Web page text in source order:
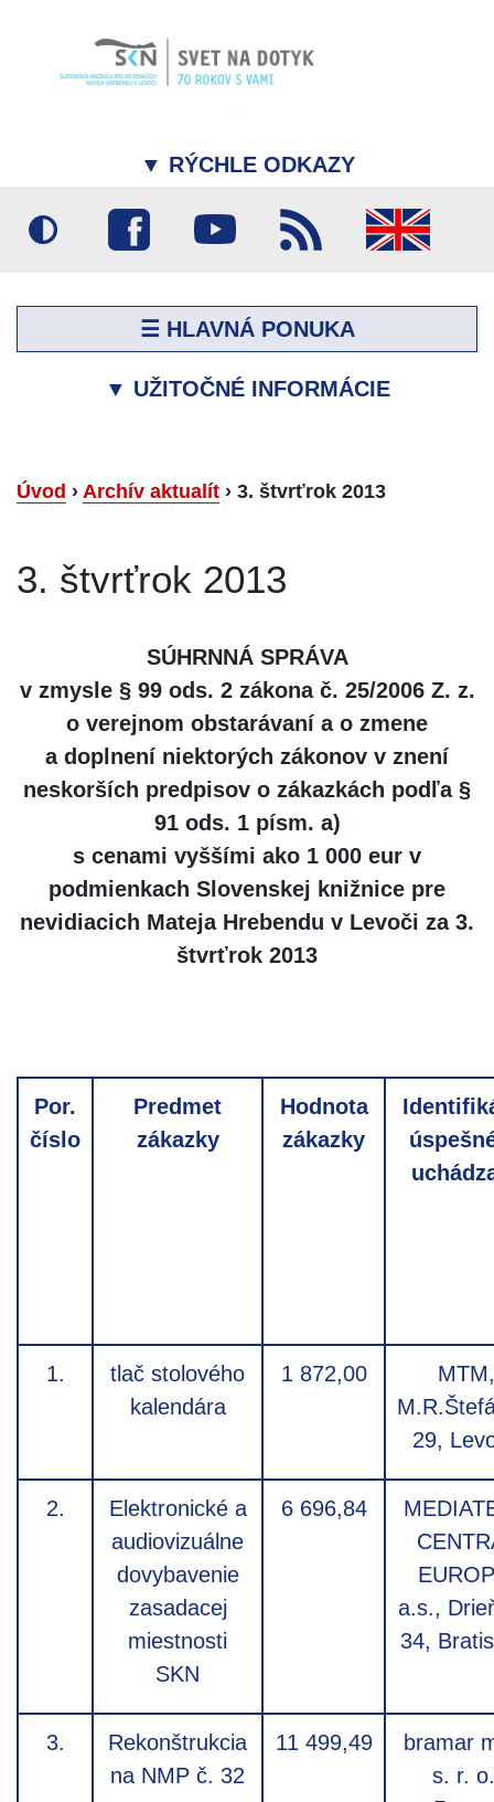
▼ RÝCHLE ODKAZY
☰ HLAVNÁ PONUKA
▼ UŽITOČNÉ INFORMÁCIE
Úvod › Archív aktualít › 3. štvrťrok 2013
3. štvrťrok 2013
SÚHRNNÁ SPRÁVA
v zmysle § 99 ods. 2 zákona č. 25/2006 Z. z.
o verejnom obstarávaní a o zmene
a doplnení niektorých zákonov v znení
neskorších predpisov o zákazkách podľa §
91 ods. 1 písm. a)
s cenami vyššími ako 1 000 eur v
podmienkach Slovenskej knižnice pre
nevidiacich Mateja Hrebendu v Levoči za 3.
štvrťrok 2013
Por.
číslo
Predmet
zákazky
Hodnota
zákazky
1.
tlač stolového
kalendára
1 872,00
MTM,
29,
2.
Elektronické a
audiovizuálne
dovybavenie
zasadacej
miestnosti
SKN
6 696,84
a.s.,
34,
3.
Rekonštrukcia
na NMP č. 32
11 499,49
bramar
s. r.